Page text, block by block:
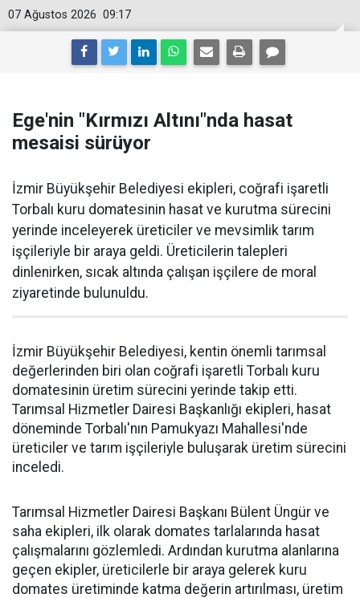
09:17
07 Ağustos 2026
Ege'nin "Kırmızı Altını"nda hasat
mesaisi sürüyor
İzmir Büyükşehir Belediyesi ekipleri, coğrafi işaretli
Torbalı kuru domatesinin hasat ve kurutma sürecini
yerinde inceleyerek üreticiler ve mevsimlik tarım
işçileriyle bir araya geldi. Üreticilerin talepleri
dinlenirken, sıcak altında çalışan işçilere de moral
ziyaretinde bulunuldu.
İzmir Büyükşehir Belediyesi, kentin önemli tarımsal
değerlerinden biri olan coğrafi işaretli Torbalı kuru
domatesinin üretim sürecini yerinde takip etti.
Tarımsal Hizmetler Dairesi Başkanlığı ekipleri, hasat
döneminde Torbalı'nın Pamukyazı Mahallesi'nde
üreticiler ve tarım işçileriyle buluşarak üretim sürecini
inceledi.
Tarımsal Hizmetler Dairesi Başkanı Bülent Üngür ve
saha ekipleri, ilk olarak domates tarlalarında hasat
çalışmalarını gözlemledi. Ardından kurutma alanlarına
geçen ekipler, üreticilerle bir araya gelerek kuru
domates üretiminde katma değerin artırılması, üretim